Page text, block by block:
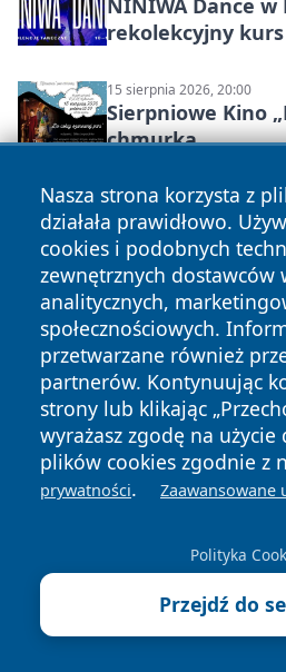
rekolekcyjny
15 sierpnia 2026, 20:00
Sierpniowe Kino
chmurką
21 sierpnia 2026, 18:00
Letnia
22 sierpnia 2026, 18:00
Terrarium zagra
lata w Lublińcu
Ostatnie Artykuły
7 sierpnia 2026
6 sierpnia 2026
Quad na
Nasza strona korzysta z
działała prawidłowo.
cookies i podobnych
zewnętrznych dostawców
analitycznych,
społecznościowych.
przetwarzane również
partnerów. Kontynuując
strony lub klikając
wyrażasz zgodę na
plików cookies zgodnie z
prywatności. Zaawansowane
Polityka
Przejdź do